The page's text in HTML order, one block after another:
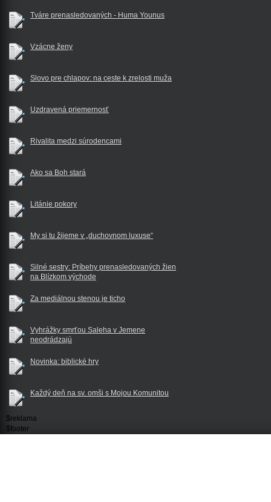
Tváre prenasledovaných - Huma Younus
Vzácne ženy
Slovo pre chlapov: na ceste k zrelosti muža
Uzdravená priemernosť
Rivalita medzi súrodencami
Ako sa Boh stará
Litánie pokory
My si tu žijeme v „duchovnom luxuse“
Silné sestry: Príbehy prenasledovaných žien
na Blízkom východe
Za mediálnou stenou je ticho
Vyhrážky smrťou Saleha v Jemene
neodrádzajú
Novinka: biblické hry
Každý deň na sv. omši s Mojou Komunitou
$reklama
$footer